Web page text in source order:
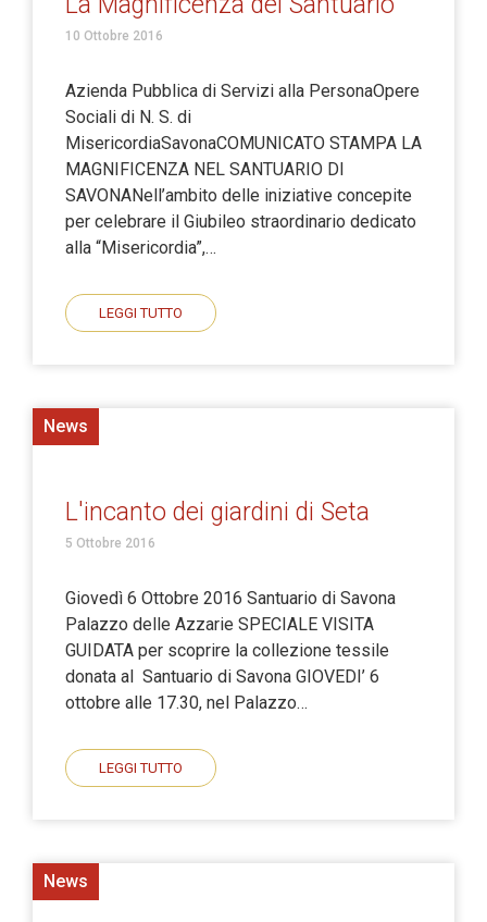
10 Ottobre 2016
Azienda Pubblica di Servizi alla PersonaOpere
Sociali di N. S. di
MisericordiaSavonaCOMUNICATO STAMPA LA
MAGNIFICENZA NEL SANTUARIO DI
SAVONANell’ambito delle iniziative concepite
per celebrare il Giubileo straordinario dedicato
alla “Misericordia”,…
LEGGI TUTTO
News
L'incanto dei giardini di Seta
5 Ottobre 2016
Giovedì 6 Ottobre 2016 Santuario di Savona
Palazzo delle Azzarie SPECIALE VISITA
GUIDATA per scoprire la collezione tessile
donata al Santuario di Savona GIOVEDI’ 6
ottobre alle 17.30, nel Palazzo…
LEGGI TUTTO
News